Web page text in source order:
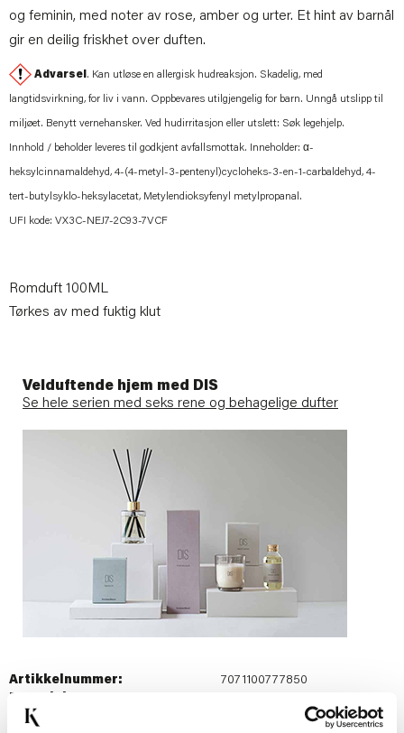
og feminin, med noter av rose, amber og urter. Et hint av barnål
gir en deilig friskhet over duften.
Advarsel . Kan utløse en allergisk hudreaksjon. Skadelig, med
langtidsvirkning, for liv i vann. Oppbevares utilgjengelig for barn. Unngå utslipp til
miljøet. Benytt vernehansker. Ved hudirritasjon eller utslett: Søk legehjelp.
Innhold / beholder leveres til godkjent avfallsmottak. Inneholder: α-
heksylcinnamaldehyd, 4-(4-metyl-3-pentenyl)cycloheks-3-en-1-carbaldehyd, 4-
tert-butylsyklo-heksylacetat, Metylendioksyfenyl metylpropanal.
UFI kode: VX3C-NEJ7-2C93-7VCF
Romduft 100ML
Tørkes av med fuktig klut
Velduftende hjem med DIS
Se hele serien med seks rene og behagelige dufter
Artikkelnummer:
7071100777850
Materiale:
Bredde: